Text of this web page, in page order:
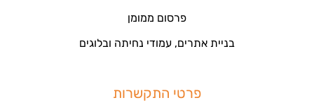
פרסום ממומן
בניית אתרים, עמודי נחיתה ובלוגים
פרטי התקשרות